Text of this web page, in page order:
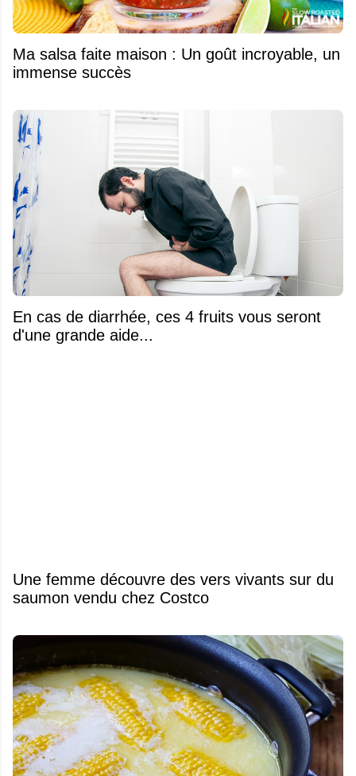
Ma salsa faite maison : Un goût incroyable, un
immense succès
En cas de diarrhée, ces 4 fruits vous seront
d'une grande aide...
Une femme découvre des vers vivants sur du
saumon vendu chez Costco